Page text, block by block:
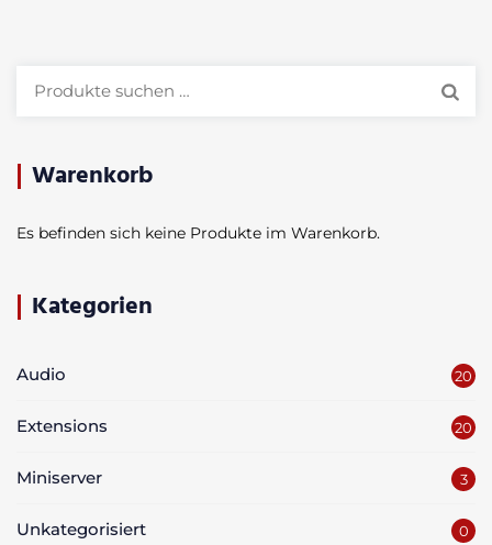
Warenkorb
Es befinden sich keine Produkte im Warenkorb.
Kategorien
Audio 20
Extensions 20
Miniserver 3
Unkategorisiert 0